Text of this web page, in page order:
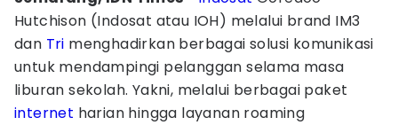
Hutchison (Indosat atau IOH) melalui brand IM3
dan Tri menghadirkan berbagai solusi komunikasi
untuk mendampingi pelanggan selama masa
liburan sekolah. Yakni, melalui berbagai paket
internet harian hingga layanan roaming